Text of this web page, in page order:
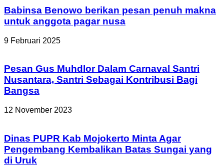
Babinsa Benowo berikan pesan penuh makna
untuk anggota pagar nusa
9 Februari 2025
Pesan Gus Muhdlor Dalam Carnaval Santri
Nusantara, Santri Sebagai Kontribusi Bagi
Bangsa
12 November 2023
Dinas PUPR Kab Mojokerto Minta Agar
Pengembang Kembalikan Batas Sungai yang
di Uruk